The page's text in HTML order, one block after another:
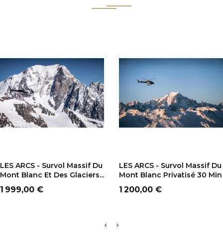
LES ARCS - Survol Massif Du
Mont Blanc Et Des Glaciers...
Prix
1 999,00 €
LES ARCS - Survol Massif Du
Mont Blanc Privatisé 30 Min
Prix
1 200,00 €